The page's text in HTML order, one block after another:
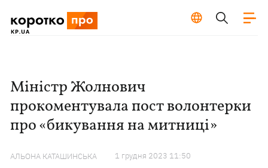
Міністр Жолнович
прокоментувала пост волонтерки
про «бикування на митниці»
АЛЬОНА КАТАШИНСЬКА 1 грудня 2023 11:50